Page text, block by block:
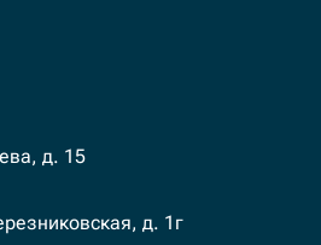
д. 15
д. 1г